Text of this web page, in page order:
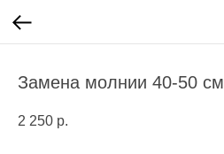
Замена молнии 40-50 см
2 250 р.